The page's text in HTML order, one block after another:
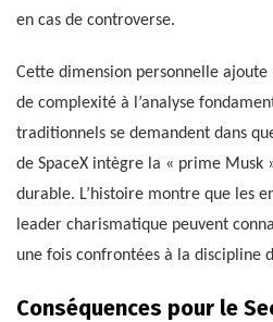
en cas de controverse.
Cette dimension personnelle
de complexité à l’analyse
traditionnels se demandent dans
de SpaceX intègre la « prime Musk
durable. L’histoire montre que les
leader charismatique peuvent
une fois confrontées à la discipline
Conséquences pour le